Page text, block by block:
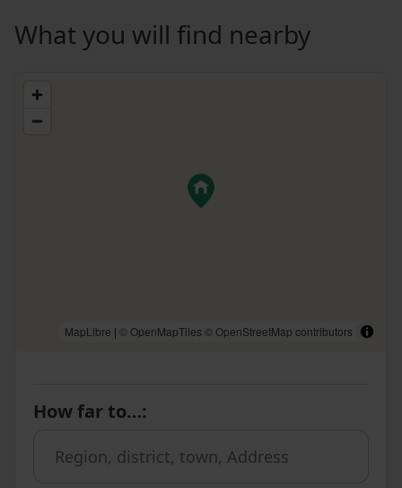
What you will find nearby
MapLibre | © OpenMapTiles © OpenStreetMap contributors
How far to…: